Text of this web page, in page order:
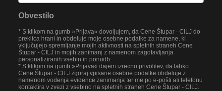
Obvestilo
* S klikom na gumb »Prijava« dovoljujem, da Cene Štupar - CILJ do
preklica hrani in obdeluje moje osebne podatke za namene, ki
vključujejo spremljanje mojih aktivnosti na spletnih straneh Cene
Štupar - CILJ in mojih zanimanj z namenom zagotavljanja
personaliziranih vsebin in ponudb.
* S klikom na gumb »Prijava« dajem izrecno privolitev, da lahko
Cene Štupar - CILJ zgoraj vpisane osebne podatke obdeluje z
namenom vodenja evidence zanimanja ter me po e-pošti ali telefonu
kontaktira v zvezi z vsebino na spletnih straneh Cene Štupar - CILJ.